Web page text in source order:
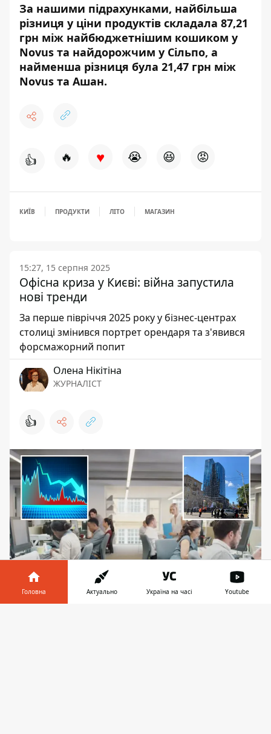
За нашими підрахунками, найбільша
різниця у ціни продуктів складала 87,21
грн між найбюджетнішим кошиком у
Novus та найдорожчим у Сільпо, а
найменша різниця була 21,47 грн між
Novus та Ашан.
👍 🔥 ♥ 😭 😆 😡
КИЇВ ПРОДУКТИ ЛІТО МАГАЗИН
15:27, 15 серпня 2025
Офісна криза у Києві: війна запустила
нові тренди
За перше півріччя 2025 року у бізнес-центрах
столиці змінився портрет орендаря та з'явився
форсмажорний попит
Олена Нікітіна
ЖУРНАЛІСТ
👍
Втрати офісного фонду через ворожі атаки у
Головна Актуально Україна на часі Youtube